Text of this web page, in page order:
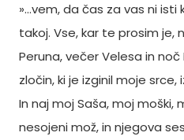
»…vem, da čas za vas ni isti
takoj. Vse, kar te prosim je,
Peruna, večer Velesa in
zločin, ki je izginil moje
In naj moj Saša, moj moški,
nesojeni mož, in njegova